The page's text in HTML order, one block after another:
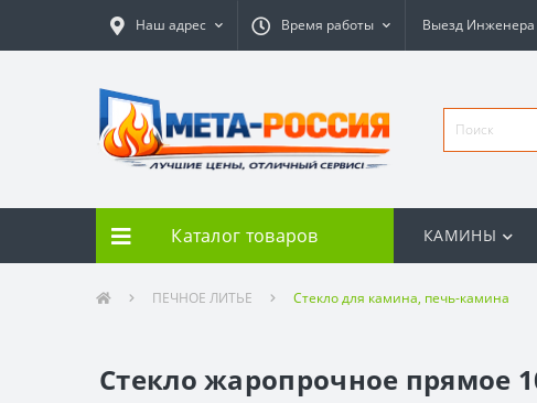
Наш адрес Время работы Выезд Инженера
Каталог товаров КАМИНЫ
ПЕЧНОЕ ЛИТЬЕ Стекло для камина, печь-камина
Стекло жаропрочное прямое